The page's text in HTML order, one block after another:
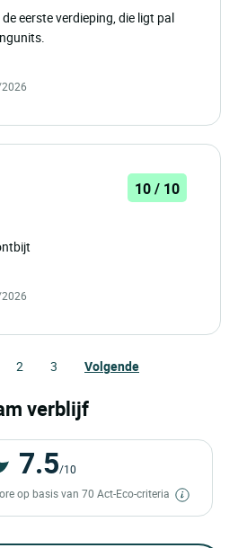
eerste verdieping, die ligt pal
10 / 10
2 3 Volgende
verblijf
7.5/10
op basis van 70 Act-Eco-criteria